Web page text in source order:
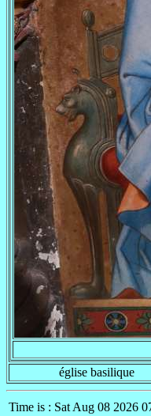
église basilique
Time is : Sat Aug 08 2026